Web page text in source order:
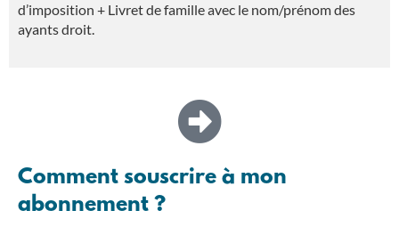
d’imposition + Livret de famille avec le nom/prénom des
ayants droit.
Comment souscrire à mon
abonnement ?